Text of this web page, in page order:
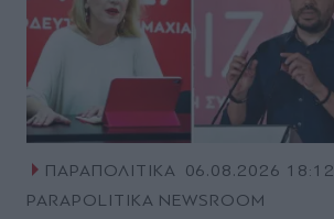
ΠΑΡΑΠΟΛΙΤΙΚΑ 06.08.2026 18:12
PARAPOLITIKA NEWSROOM